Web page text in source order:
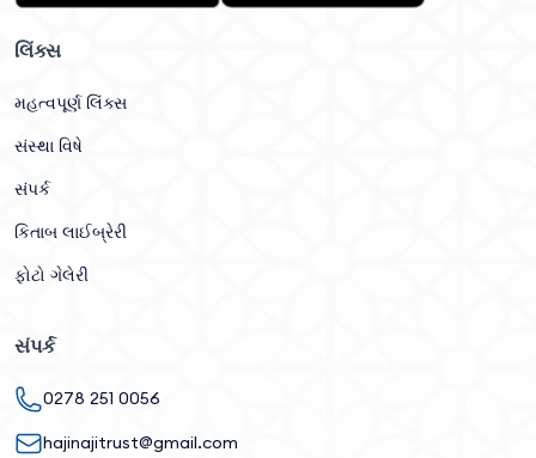
લિંક્સ
મહત્વપૂર્ણ લિંક્સ
સંસ્થા વિષે
સંપર્ક
કિતાબ લાઈબ્રેરી
ફોટો ગેલેરી
સંપર્ક
0278 251 0056
hajinajitrust@gmail.com